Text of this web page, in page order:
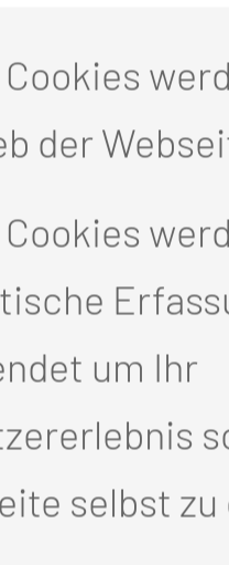
und für
Tobias
war
gesamte
der
Cookies
um Ihr
selbst